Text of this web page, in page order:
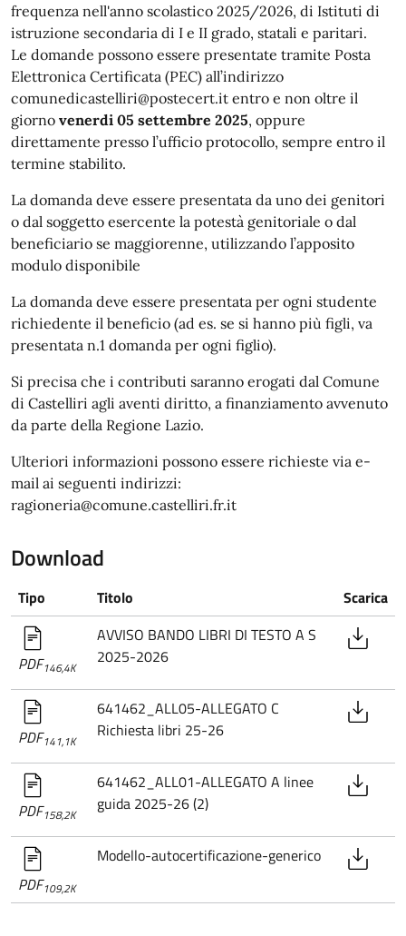
frequenza nell'anno scolastico 2025/2026, di Istituti di
istruzione secondaria di I e II grado, statali e paritari.
Le domande possono essere presentate tramite Posta
Elettronica Certificata (PEC) all’indirizzo
comunedicastelliri@postecert.it entro e non oltre il
giorno venerdi 05 settembre 2025, oppure
direttamente presso l’ufficio protocollo, sempre entro il
termine stabilito.
La domanda deve essere presentata da uno dei genitori
o dal soggetto esercente la potestà genitoriale o dal
beneficiario se maggiorenne, utilizzando l’apposito
modulo disponibile
La domanda deve essere presentata per ogni studente
richiedente il beneficio (ad es. se si hanno più figli, va
presentata n.1 domanda per ogni figlio).
Si precisa che i contributi saranno erogati dal Comune
di Castelliri agli aventi diritto, a finanziamento avvenuto
da parte della Regione Lazio.
Ulteriori informazioni possono essere richieste via e-
mail ai seguenti indirizzi:
ragioneria@comune.castelliri.fr.it
Download
Tipo Titolo Scarica
PDF146,4K
AVVISO BANDO LIBRI DI TESTO A S
2025-2026
PDF141,1K
641462_ALL05-ALLEGATO C
Richiesta libri 25-26
PDF158,2K
641462_ALL01-ALLEGATO A linee
guida 2025-26 (2)
PDF109,2K
Modello-autocertificazione-generico